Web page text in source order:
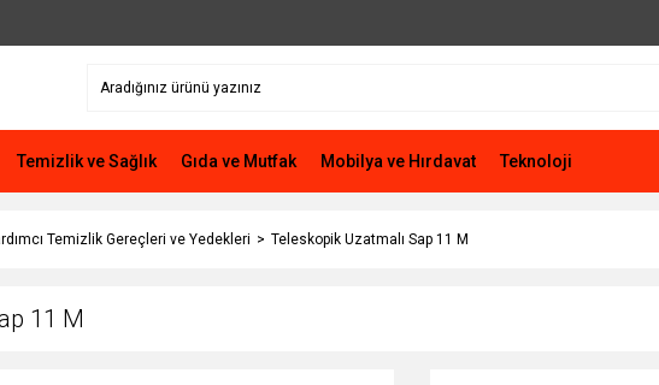
Temizlik ve Sağlık Gıda ve Mutfak Mobilya ve Hırdavat Teknoloji
Temizlik Gereçleri ve Yedekleri Teleskopik Uzatmalı Sap 11 M
11 M